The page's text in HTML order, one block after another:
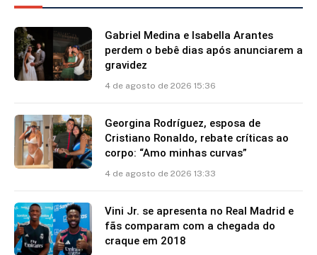
Gabriel Medina e Isabella Arantes
perdem o bebê dias após anunciarem a
gravidez
4 de agosto de 2026 15:36
Georgina Rodríguez, esposa de
Cristiano Ronaldo, rebate críticas ao
corpo: “Amo minhas curvas”
4 de agosto de 2026 13:33
Vini Jr. se apresenta no Real Madrid e
fãs comparam com a chegada do
craque em 2018